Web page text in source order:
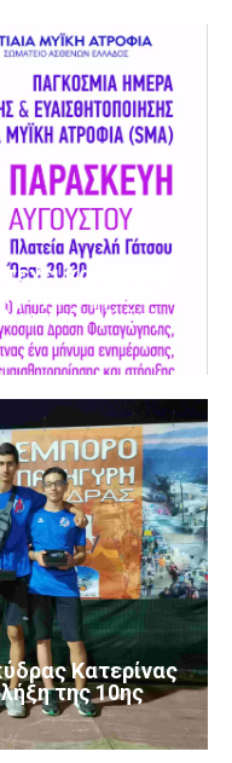
και φέτος
και
Νωτιαία Μυϊκή
Κατερίνας
της 10ης